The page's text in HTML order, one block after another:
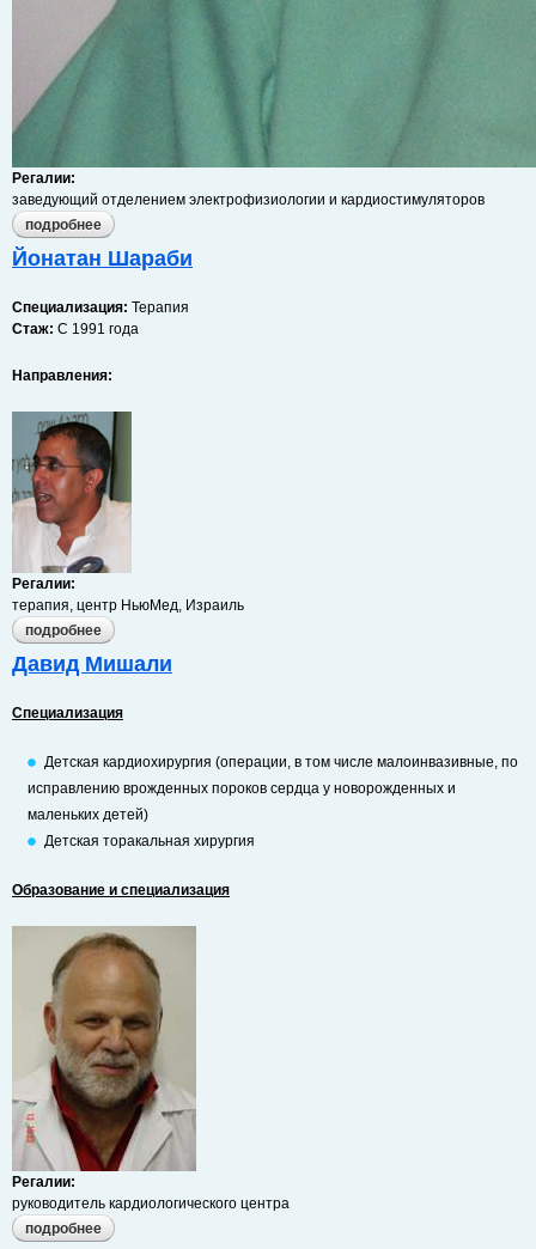
Регалии:
заведующий отделением электрофизиологии и кардиостимуляторов
подробнее о михаэль гликсон
Йонатан Шараби
Специализация: Терапия
Cтаж: С 1991 года
Направления:
Регалии:
терапия, центр НьюМед, Израиль
подробнее о йонатан шараби
Давид Мишали
Специализация
Детская кардиохирургия (операции, в том числе малоинвазивные, по
исправлению врожденных пороков сердца у новорожденных и
маленьких детей)
Детская торакальная хирургия
Образование и специализация
Регалии:
руководитель кардиологического центра
подробнее о давид мишали